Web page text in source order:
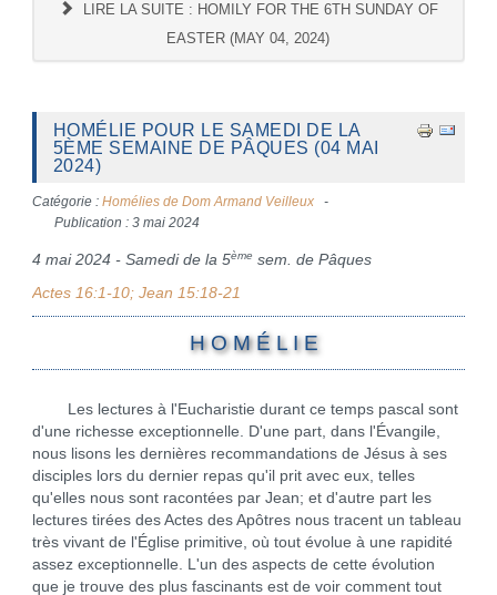
LIRE LA SUITE : HOMILY FOR THE 6TH SUNDAY OF
EASTER (MAY 04, 2024)
HOMÉLIE POUR LE SAMEDI DE LA
5ÈME SEMAINE DE PÂQUES (04 MAI
2024)
Catégorie : Homélies de Dom Armand Veilleux
Publication : 3 mai 2024
4 mai 2024 - Samedi de la 5ème sem. de Pâques
Actes 16:1-10; Jean 15:18-21
H O M É L I E
Les lectures à l'Eucharistie durant ce temps pascal sont
d'une richesse exceptionnelle. D'une part, dans l'Évangile,
nous lisons les dernières recommandations de Jésus à ses
disciples lors du dernier repas qu'il prit avec eux, telles
qu'elles nous sont racontées par Jean; et d'autre part les
lectures tirées des Actes des Apôtres nous tracent un tableau
très vivant de l'Église primitive, où tout évolue à une rapidité
assez exceptionnelle. L'un des aspects de cette évolution
que je trouve des plus fascinants est de voir comment tout